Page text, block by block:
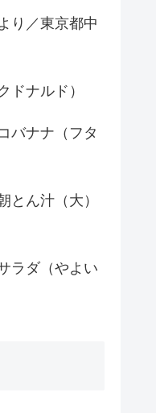
り／東京都中
ドナルド）
バナナ（フタ
とん汁（大）
ラダ（やよい